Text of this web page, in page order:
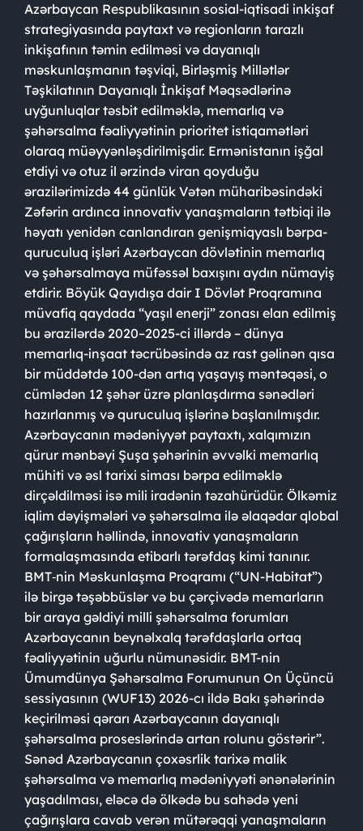
Azərbaycan Respublikasının sosial-iqtisadi inkişaf
strategiyasında paytaxt və regionların tarazlı
inkişafının təmin edilməsi və dayanıqlı
məskunlaşmanın təşviqi, Birləşmiş Millətlər
Təşkilatının Dayanıqlı İnkişaf Məqsədlərinə
uyğunluqlar təsbit edilməklə, memarlıq və
şəhərsalma fəaliyyətinin prioritet istiqamətləri
olaraq müəyyənləşdirilmişdir. Ermənistanın işğal
etdiyi və otuz il ərzində viran qoyduğu
ərazilərimizdə 44 günlük Vətən müharibəsindəki
Zəfərin ardınca innovativ yanaşmaların tətbiqi ilə
həyatı yenidən canlandıran genişmiqyaslı bərpa-
quruculuq işləri Azərbaycan dövlətinin memarlıq
və şəhərsalmaya müfəssəl baxışını aydın nümayiş
etdirir. Böyük Qayıdışa dair I Dövlət Proqramına
müvafiq qaydada “yaşıl enerji” zonası elan edilmiş
bu ərazilərdə 2020–2025-ci illərdə – dünya
memarlıq-inşaat təcrübəsində az rast gəlinən qısa
bir müddətdə 100-dən artıq yaşayış məntəqəsi, o
cümlədən 12 şəhər üzrə planlaşdırma sənədləri
hazırlanmış və quruculuq işlərinə başlanılmışdır.
Azərbaycanın mədəniyyət paytaxtı, xalqımızın
qürur mənbəyi Şuşa şəhərinin əvvəlki memarlıq
mühiti və əsl tarixi siması bərpa edilməklə
dirçəldilməsi isə mili iradənin təzahürüdür. Ölkəmiz
iqlim dəyişmələri və şəhərsalma ilə əlaqədar qlobal
çağırışların həllində, innovativ yanaşmaların
formalaşmasında etibarlı tərəfdaş kimi tanınır.
BMT‑nin Məskunlaşma Proqramı (“UN-Habitat”)
ilə birgə təşəbbüslər və bu çərçivədə memarların
bir araya gəldiyi milli şəhərsalma forumları
Azərbaycanın beynəlxalq tərəfdaşlarla ortaq
fəaliyyətinin uğurlu nümunəsidir. BMT-nin
Ümumdünya Şəhərsalma Forumunun On Üçüncü
sessiyasının (WUF13) 2026-cı ildə Bakı şəhərində
keçirilməsi qərarı Azərbaycanın dayanıqlı
şəhərsalma proseslərində artan rolunu göstərir”.
Sənəd Azərbaycanın çoxəsrlik tarixə malik
şəhərsalma və memarlıq mədəniyyəti ənənələrinin
yaşadılması, eləcə də ölkədə bu sahədə yeni
çağırışlara cavab verən mütərəqqi yanaşmaların